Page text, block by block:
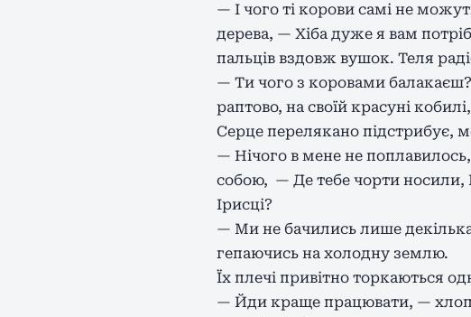
— І чого ті корови самі не
дерева, — Хіба дуже я вам
пальців вздовж вушок. Теля
— Ти чого з коровами балакаєш?
раптово, на своїй красуні
Серце перелякано підстрибує,
— Нічого в мене не
собою, — Де тебе чорти носили,
Ірисці?
— Ми не бачились лише
гепаючись на холодну землю.
Їх плечі привітно торкаються
— Йди краще працювати, —